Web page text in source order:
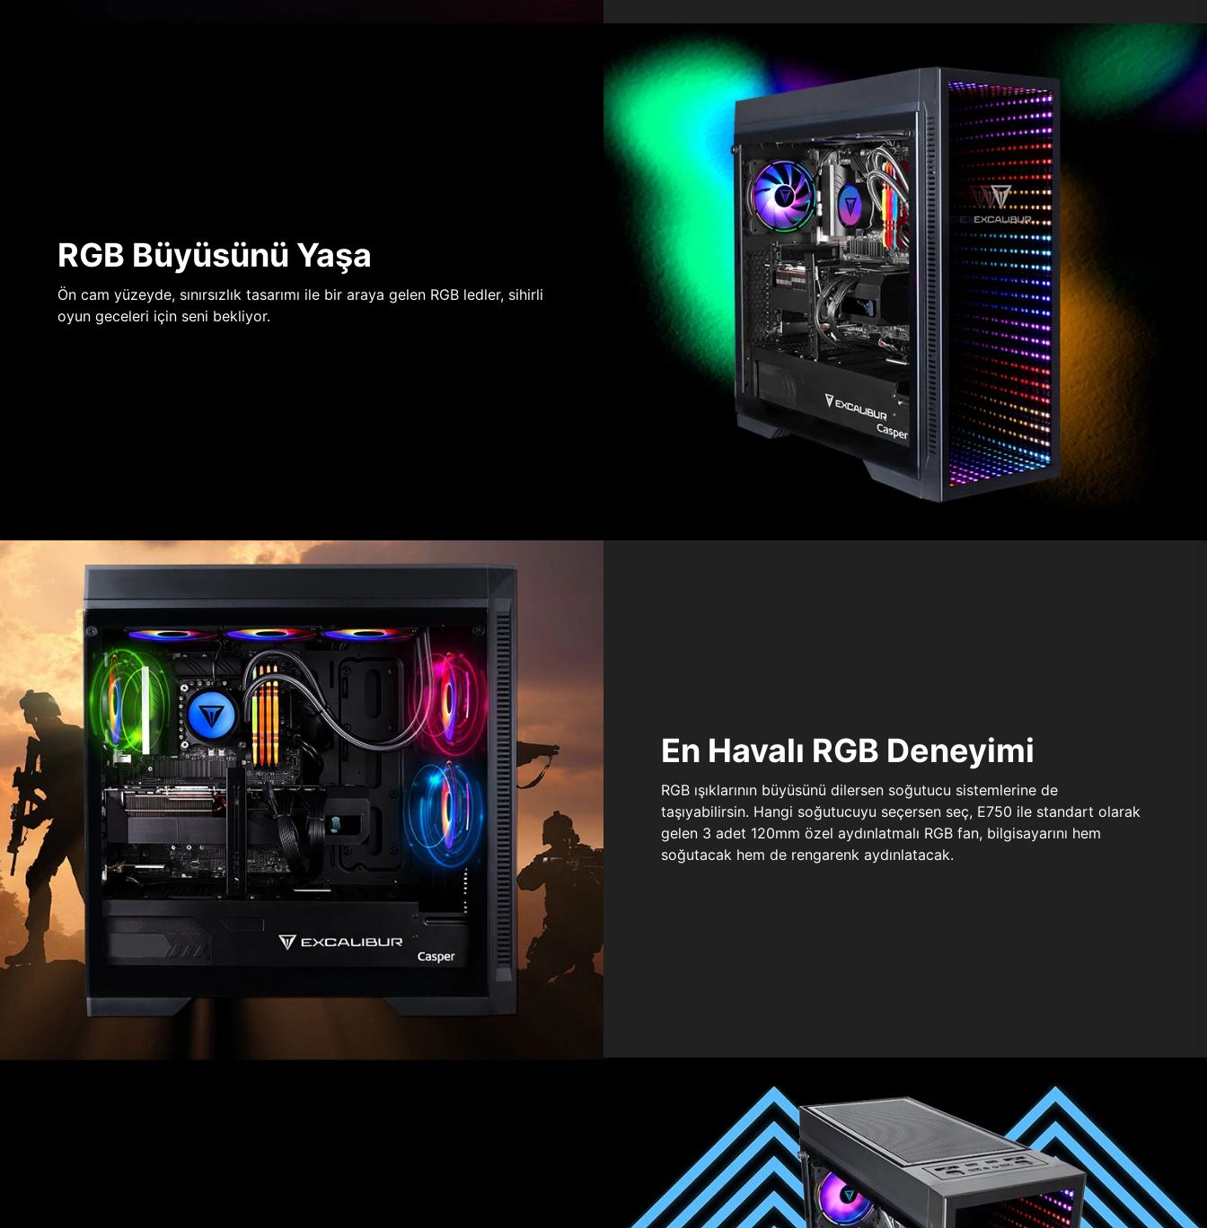
RGB Büyüsünü Yaşa
Ön cam yüzeyde, sınırsızlık tasarımı ile bir araya gelen RGB ledler, sihirli
oyun geceleri için seni bekliyor.
En Havalı RGB Deneyimi
RGB ışıklarının büyüsünü dilersen soğutucu sistemlerine de
taşıyabilirsin. Hangi soğutucuyu seçersen seç, E750 ile standart olarak
gelen 3 adet 120mm özel aydınlatmalı RGB fan, bilgisayarını hem
soğutacak hem de rengarenk aydınlatacak.